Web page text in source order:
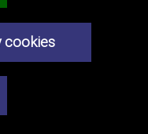
cookies